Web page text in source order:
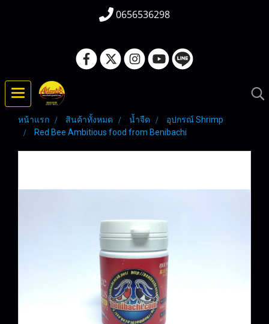
0656536298
หน้าแรก สินค้าทั้งหมด น้ำจืด
อุปกรณ์ Shrimp
Red Bee Ambitious food from Benibachi